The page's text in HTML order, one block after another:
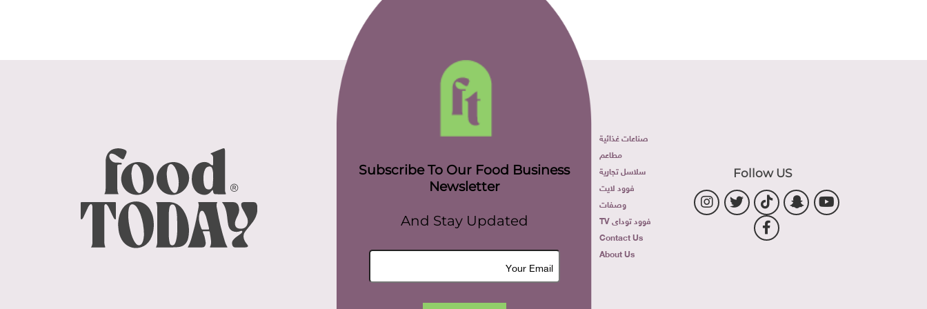
Follow US
صناعات غذائية
مطاعم
سلاسل تجارية
فوود لايت
وصفات
فوود توداى TV
Contact Us
About Us
Subscribe To Our Food Business
Newsletter
And Stay Updated